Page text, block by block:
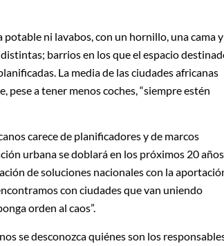
potable ni lavabos, con un hornillo, una cama y
barrios en los que el espacio
La media de las ciudades africanas
pese a tener menos coches, “siempre estén
carece de planificadores y de marcos
urbana se doblará en los próximos 20
de soluciones nacionales con la
con ciudades que van uniendo
orden al caos”.
se desconozca quiénes son los